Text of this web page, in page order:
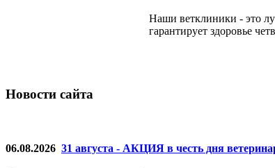
Наши ветклиники - это
гарантирует здоровье
Новости сайта
06.08.2026 31 августа - АКЦИЯ в честь дня